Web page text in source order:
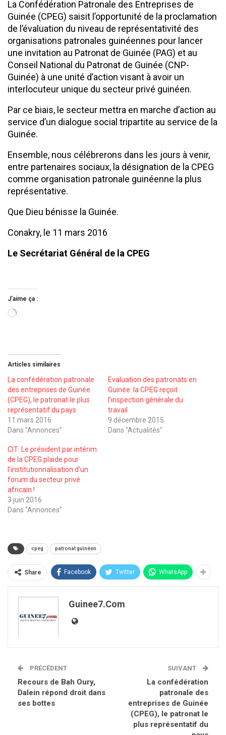
La Confédération Patronale des Entreprises de
Guinée (CPEG) saisit l’opportunité de la proclamation
de l’évaluation du niveau de représentativité des
organisations patronales guinéennes pour lancer
une invitation au Patronat de Guinée (PAG) et au
Conseil National du Patronat de Guinée (CNP-
Guinée) à une unité d’action visant à avoir un
interlocuteur unique du secteur privé guinéen.
Par ce biais, le secteur mettra en marche d’action au
service d’un dialogue social tripartite au service de la
Guinée.
Ensemble, nous célébrerons dans les jours à venir,
entre partenaires sociaux, la désignation de la CPEG
comme organisation patronale guinéenne la plus
représentative.
Que Dieu bénisse la Guinée.
Conakry, le 11 mars 2016
Le Secrétariat Général de la CPEG
J’aime ça :
Chargement…
Articles similaires
La confédération patronale
des entreprises de Guinée
(CPEG), le patronat le plus
représentatif du pays
11 mars 2016
Dans "Annonces"
Evaluation des patronats en
Guinée: la CPEG reçoit
l’inspection générale du
travail
9 décembre 2015
Dans "Actualités"
CIT: Le président par intérim
de la CPEG plaide pour
l’institutionnalisation d’un
forum du secteur privé
africain !
3 juin 2016
Dans "Annonces"
cpeg patronat guinéen
Share Facebook Twitter WhatsApp
Guinee7.com
PRÉCÉDENT
Recours de Bah Oury,
Dalein répond droit dans
ses bottes
SUIVANT
La confédération
patronale des
entreprises de Guinée
(CPEG), le patronat le
plus représentatif du